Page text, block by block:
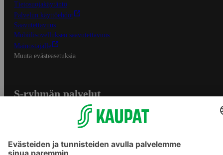
Tietosuojakäytäntö
Palvelun käyttöehdot
Saavutettavuus
Mobiilisovelluksen saavutettavuus
Mainostajalle
Muuta evästeasetuksia
S-ryhmän palvelut
Yhteishyvä Ruoka -sovellus